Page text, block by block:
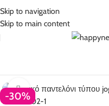
Skip to navigation
Skip to main content
-30%
Click to enlarge
5% Επιπλέον έκπτωση για